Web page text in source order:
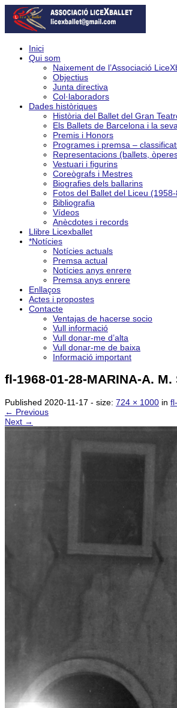
Inici
Qui som
Naixement de l’Associació
Objectius
Junta directiva
Col·laboradors
Dades històriques
Història del Ballet del Gran
Els Ballets de Barcelona i la
Premis i Honors
Programes i premsa –
Representacions (ballets,
Vestuari i figurins
Coreògrafs i Mestres
Biografies dels ballarins
Fotos del Ballet del Liceu
Bibliografia
Vídeos
Anècdotes i records
Llibre Licexballet
*Notícies
Notícies actuals
Premsa actual
Notícies anys enrere
Premsa anys enrere
Enllaços
Actes i propostes
Contacte
Ventajas de hacerse socio
Vull informació
Vull donar-me d’alta
Vull donar-me de baixa
Informació important
fl-1968-01-28-MARINA-A.
Published 2020-11-17 - size: 724 × 1000 in
← Previous
Next →